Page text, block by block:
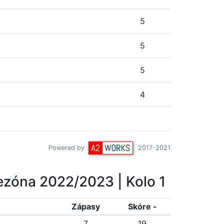
5
5
5
4
Powered by 2017-2021
2022/2023 | Kolo 1
Zápasy
Skóre -